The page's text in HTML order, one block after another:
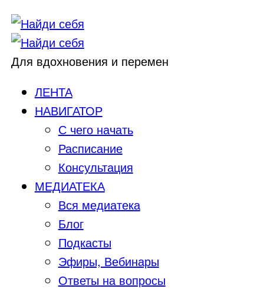
Для вдохновения и перемен
ЛЕНТА
НАВИГАТОР
С чего начать
Расписание
Консультация
МЕДИАТЕКА
Вся медиатека
Блог
Подкасты
Эфиры, Вебинары
Ответы на вопросы